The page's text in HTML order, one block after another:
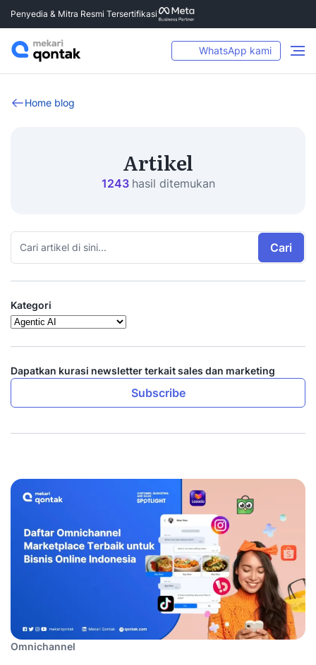
Penyedia & Mitra Resmi Tersertifikasi
WhatsApp kami
Home blog
Artikel
1243 hasil ditemukan
Cari
Kategori
Dapatkan kurasi newsletter terkait sales dan marketing
Subscribe
Omnichannel